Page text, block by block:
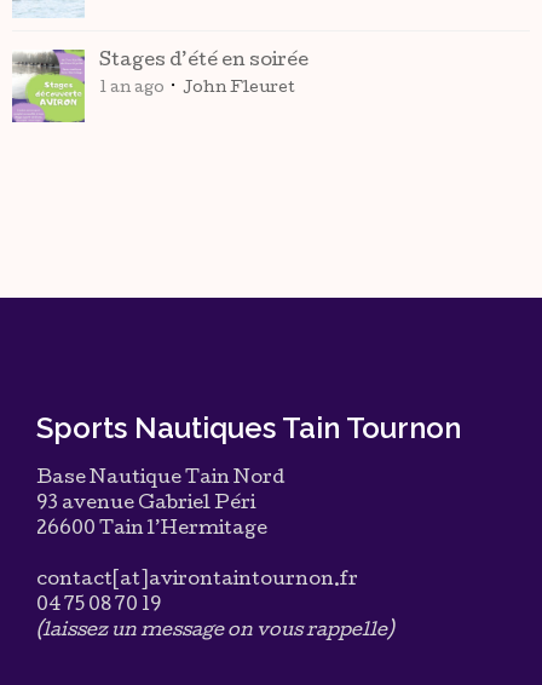
Stages d’été en soirée
1 an ago John Fleuret
Sports Nautiques Tain Tournon
Base Nautique Tain Nord
93 avenue Gabriel Péri
26600 Tain l’Hermitage
contact[at]avirontaintournon.fr
04 75 08 70 19
(laissez un message on vous rappelle)